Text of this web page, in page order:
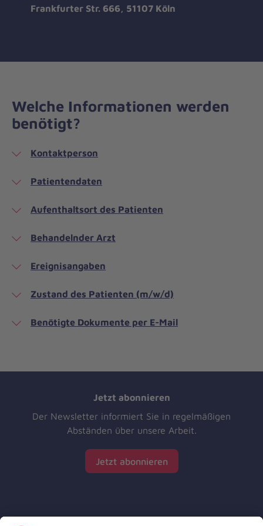
Frankfurter Str. 666, 51107 Köln
Welche Informationen werden
benötigt?
Kontaktperson
Patientendaten
Aufenthaltsort des Patienten
Behandelnder Arzt
Ereignisangaben
Zustand des Patienten (m/w/d)
Benötigte Dokumente per E-Mail
Jetzt abonnieren
Der Newsletter informiert Sie in regelmäßigen
Abständen über unsere Arbeit.
Jetzt abonnieren